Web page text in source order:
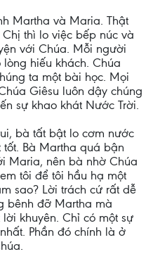
Martha và Maria. Thật
thì lo việc bếp núc và
với Chúa. Mỗi người
hiếu khách. Chúa
ta một bài học. Mọi
Giêsu luôn dậy chúng
sự khao khát Nước Trời.
bà tất bật lo cơm nước
Bà Martha quá bận
Maria, nên bà nhờ Chúa
tôi để tôi hầu hạ một
sao? Lời trách cứ rất dễ
bênh đỡ Martha mà
khuyên. Chỉ có một sự
Phần đó chính là ở